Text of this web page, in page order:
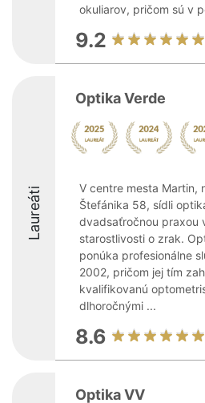
okuliarov, pričom sú v
9.2
Laureáti
Optika Verde
V centre mesta Martin,
Štefánika 58, sídli
dvadsaťročnou praxou
starostlivosti o zrak.
ponúka profesionálne
2002, pričom jej tím
kvalifikovanú
dlhoročnými ...
8.6
Optika VV